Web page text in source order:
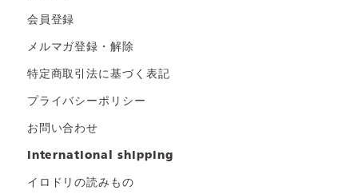
会員登録
メルマガ登録・解除
特定商取引法に基づく表記
プライバシーポリシー
お問い合わせ
international shipping
イロドリの読みもの